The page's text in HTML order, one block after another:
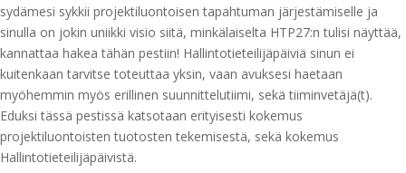
sydämesi sykkii projektiluontoisen tapahtuman järjestämiselle ja
sinulla on jokin uniikki visio siitä, minkälaiselta HTP27:n tulisi näyttää,
kannattaa hakea tähän pestiin! Hallintotieteilijäpäiviä sinun ei
kuitenkaan tarvitse toteuttaa yksin, vaan avuksesi haetaan
myöhemmin myös erillinen suunnittelutiimi, sekä tiiminvetäjä(t).
Eduksi tässä pestissä katsotaan erityisesti kokemus
projektiluontoisten tuotosten tekemisestä, sekä kokemus
Hallintotieteilijäpäivistä.